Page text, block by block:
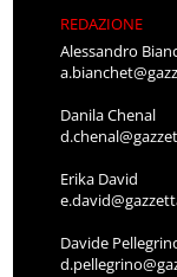
REDAZIONE
Alessandro
Danila Chenal
Erika David
Davide